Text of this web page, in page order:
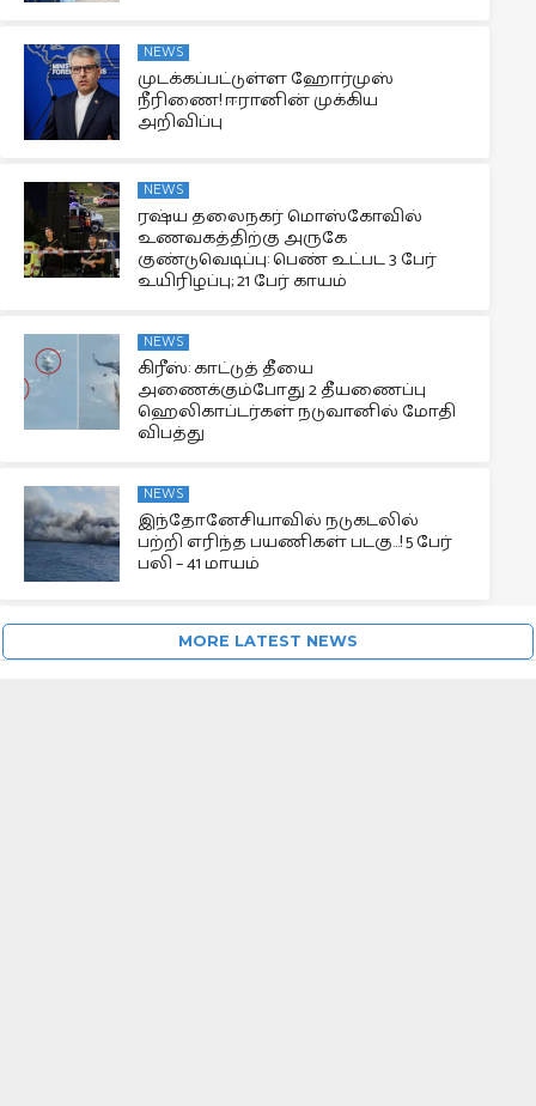
NEWS
முடக்கப்பட்டுள்ள ஹோர்முஸ்
நீரிணை! ஈரானின் முக்கிய
அறிவிப்பு
NEWS
ரஷ்ய தலைநகர் மொஸ்கோவில்
உணவகத்திற்கு அருகே
குண்டுவெடிப்பு: பெண் உட்பட 3 பேர்
உயிரிழப்பு; 21 பேர் காயம்
NEWS
கிரீஸ்: காட்டுத் தீயை
அணைக்கும்போது 2 தீயணைப்பு
ஹெலிகாப்டர்கள் நடுவானில் மோதி
விபத்து
NEWS
இந்தோனேசியாவில் நடுகடலில்
பற்றி எரிந்த பயணிகள் படகு…! 5 பேர்
பலி – 41 மாயம்
MORE LATEST NEWS